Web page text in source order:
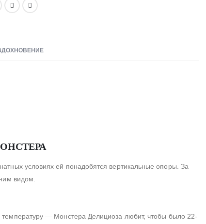
условиях ей понадобятся вертикальные опоры. За
видом.
— Монстера Делициоза любит, чтобы было 22-